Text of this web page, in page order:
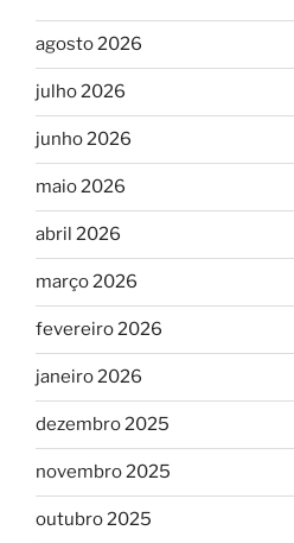
agosto 2026
julho 2026
junho 2026
maio 2026
abril 2026
março 2026
fevereiro 2026
janeiro 2026
dezembro 2025
novembro 2025
outubro 2025